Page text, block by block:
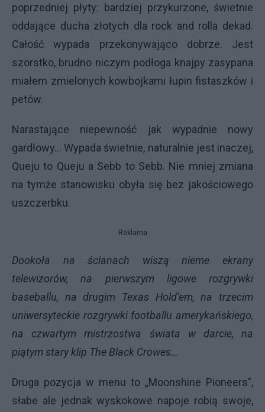
poprzedniej płyty: bardziej przykurzone, świetnie
oddające ducha złotych dla rock and rolla dekad.
Całość wypada przekonywająco dobrze. Jest
szorstko, brudno niczym podłoga knajpy zasypana
miałem zmielonych kowbojkami łupin fistaszków i
petów.
Narastające niepewność jak wypadnie nowy
gardłowy… Wypada świetnie, naturalnie jest inaczej,
Queju to Queju a Sebb to Sebb. Nie mniej zmiana
na tymże stanowisku obyła się bez jakościowego
uszczerbku.
Reklama
Dookoła na ścianach wiszą nieme ekrany
telewizorów, na pierwszym ligowe rozgrywki
baseballu, na drugim Texas Hold’em, na trzecim
uniwersyteckie rozgrywki footballu amerykańskiego,
na czwartym mistrzostwa świata w darcie, na
piątym stary klip The Black Crowes…
Druga pozycja w menu to „Moonshine Pioneers”,
słabe ale jednak wyskokowe napoje robią swoje,